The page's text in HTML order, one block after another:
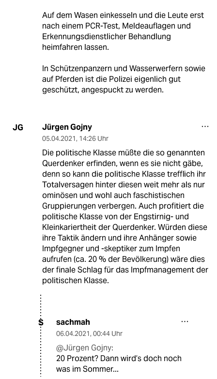
Auf dem Wasen einkesseln und die Leute erst
nach einem PCR-Test, Meldeauflagen und
Erkennungsdienstlicher Behandlung
heimfahren lassen.
In Schützenpanzern und Wasserwerfern sowie
auf Pferden ist die Polizei eigenlich gut
geschützt, angespuckt zu werden.
JG Jürgen Gojny
05.04.2021, 14:26 Uhr
Die politische Klasse müßte die so genannten
Querdenker erfinden, wenn es sie nicht gäbe,
denn so kann die politische Klasse trefflich ihr
Totalversagen hinter diesen weit mehr als nur
ominösen und wohl auch faschistischen
Gruppierungen verbergen. Auch profitiert die
politische Klasse von der Engstirnig- und
Kleinkariertheit der Querdenker. Würden diese
ihre Taktik ändern und ihre Anhänger sowie
Impfgegner und -skeptiker zum Impfen
aufrufen (ca. 20 % der Bevölkerung) wäre dies
der finale Schlag für das Impfmanagement der
politischen Klasse.
S sachmah
06.04.2021, 00:44 Uhr
@Jürgen Gojny:
20 Prozent? Dann wird’s doch noch
was im Sommer...